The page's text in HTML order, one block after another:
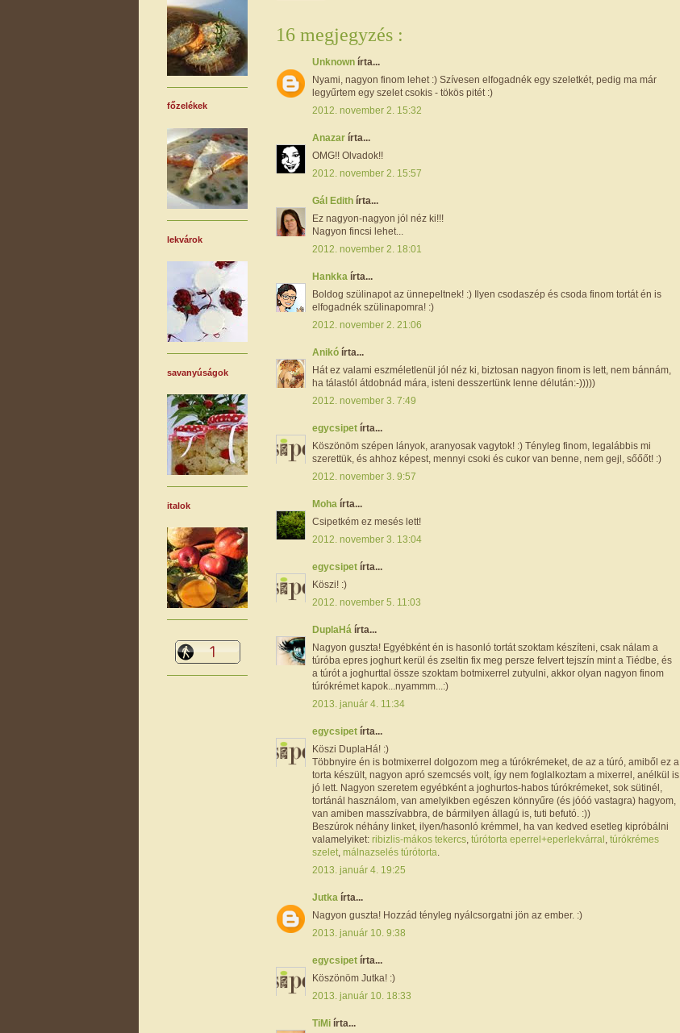
16 megjegyzés :
Unknown írta...
Nyami, nagyon finom lehet :) Szívesen elfogadnék egy szeletkét, pedig ma már
legyűrtem egy szelet csokis - tökös pitét :)
2012. november 2. 15:32
Anazar írta...
OMG!! Olvadok!!
2012. november 2. 15:57
Gál Edith írta...
Ez nagyon-nagyon jól néz ki!!!
Nagyon fincsi lehet...
2012. november 2. 18:01
Hankka írta...
Boldog szülinapot az ünnepeltnek! :) Ilyen csodaszép és csoda finom tortát én is
elfogadnék szülinapomra! :)
2012. november 2. 21:06
Anikó írta...
Hát ez valami eszméletlenül jól néz ki, biztosan nagyon finom is lett, nem bánnám,
ha tálastól átdobnád mára, isteni desszertünk lenne délután:-)))))
2012. november 3. 7:49
egycsipet írta...
Köszönöm szépen lányok, aranyosak vagytok! :) Tényleg finom, legalábbis mi
szerettük, és ahhoz képest, mennyi csoki és cukor van benne, nem gejl, sőőőt! :)
2012. november 3. 9:57
Moha írta...
Csipetkém ez mesés lett!
2012. november 3. 13:04
egycsipet írta...
Köszi! :)
2012. november 5. 11:03
DuplaHá írta...
Nagyon guszta! Egyébként én is hasonló tortát szoktam készíteni, csak nálam a
túróba epres joghurt kerül és zseltin fix meg persze felvert tejszín mint a Tiédbe, és
a túrót a joghurttal össze szoktam botmixerrel zutyulni, akkor olyan nagyon finom
túrókrémet kapok...nyammm...:)
2013. január 4. 11:34
egycsipet írta...
Köszi DuplaHá! :)
Többnyire én is botmixerrel dolgozom meg a túrókrémeket, de az a túró, amiből ez a
torta készült, nagyon apró szemcsés volt, így nem foglalkoztam a mixerrel, anélkül is
jó lett. Nagyon szeretem egyébként a joghurtos-habos túrókrémeket, sok sütinél,
tortánál használom, van amelyikben egészen könnyűre (és jóóó vastagra) hagyom,
van amiben masszívabbra, de bármilyen állagú is, tuti befutó. :))
Beszúrok néhány linket, ilyen/hasonló krémmel, ha van kedved esetleg kipróbálni
valamelyiket: ribizlis-mákos tekercs túrótorta eperrel+eperlekvárral túrókrémes
szelet málnazselés túrótorta
2013. január 4. 19:25
Jutka írta...
Nagyon guszta! Hozzád tényleg nyálcsorgatni jön az ember. :)
2013. január 10. 9:38
egycsipet írta...
Köszönöm Jutka! :)
2013. január 10. 18:33
TiMi írta...
főzelékek
lekvárok
savanyúságok
italok